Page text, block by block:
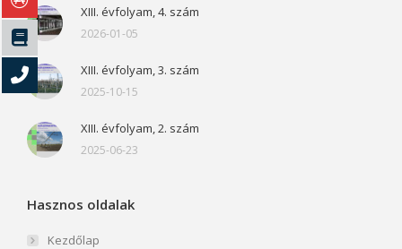
XIII. évfolyam, 4. szám
2026-01-05
XIII. évfolyam, 3. szám
2025-10-15
XIII. évfolyam, 2. szám
2025-06-23
Hasznos oldalak
Kezdőlap